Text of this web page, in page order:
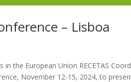
– Lisboa
in the European Union RECETAS
November 12-15, 2024, to